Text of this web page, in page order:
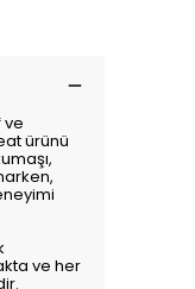
ve
ürünü
ve her